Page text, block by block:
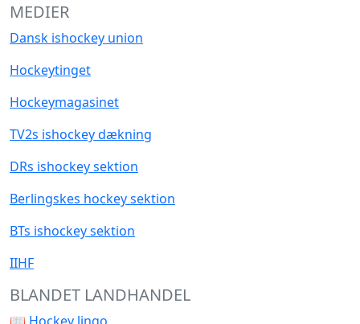
MEDIER
Dansk ishockey union
Hockeytinget
Hockeymagasinet
TV2s ishockey dækning
DRs ishockey sektion
Berlingskes hockey sektion
BTs ishockey sektion
IIHF
BLANDET LANDHANDEL